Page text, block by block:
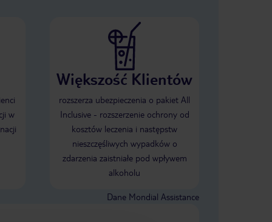
w
Większość Klientów
rozszerza ubezpieczenia o pakiet All
Inclusive - rozszerzenie ochrony od
kosztów leczenia i następstw
nieszczęśliwych wypadków o
zdarzenia zaistniałe pod wpływem
alkoholu
Dane Mondial Assistance